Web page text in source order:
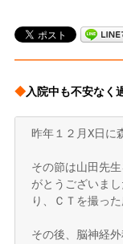
◆入院中も不安なく
昨年１２月X日
その節は山田先
がとうございま
り、ＣＴを撮っ
その後、脳神経